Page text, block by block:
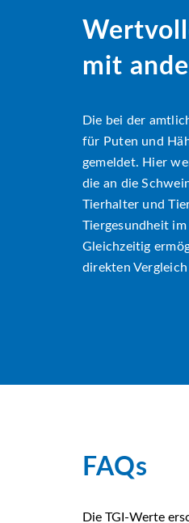
mit
Die bei der
für Puten und
gemeldet. Hier
die an die
Tierhalter und
Tiergesundheit
Gleichzeitig
direkten
FAQs
Die TGI-Werte